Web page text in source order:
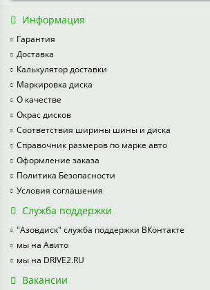
Информация
Гарантия
Доставка
Калькулятор доставки
Маркировка диска
О качестве
Окрас дисков
Соответствия ширины шины и диска
Справочник размеров по марке авто
Оформление заказа
Политика Безопасности
Условия соглашения
Служба поддержки
"Азовдиск" служба поддержки ВКонтакте
мы на Авито
мы на DRIVE2.RU
Вакансии